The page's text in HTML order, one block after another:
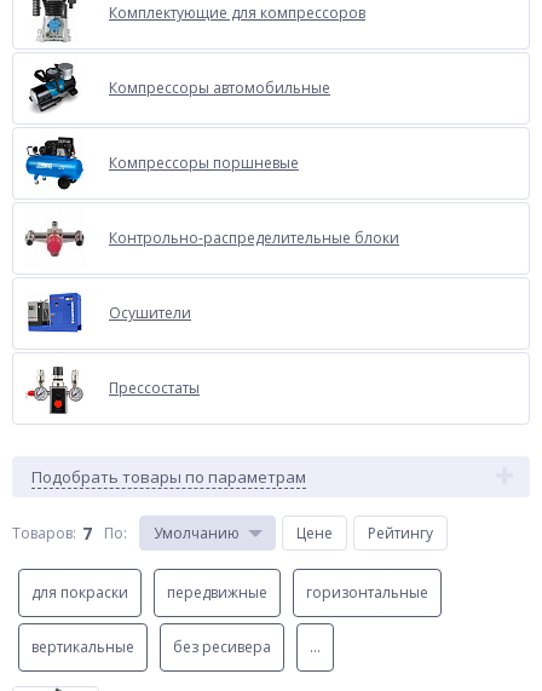
Комплектующие для компрессоров
Компрессоры автомобильные
Компрессоры поршневые
Контрольно-распределительные блоки
Осушители
Прессостаты
Подобрать товары по параметрам
Товаров: 7 По: Умолчанию Цене Рейтингу
для покраски передвижные горизонтальные
вертикальные без ресивера ...